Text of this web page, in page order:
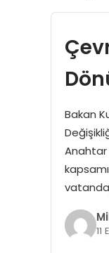
Bakan
Anahtar
11